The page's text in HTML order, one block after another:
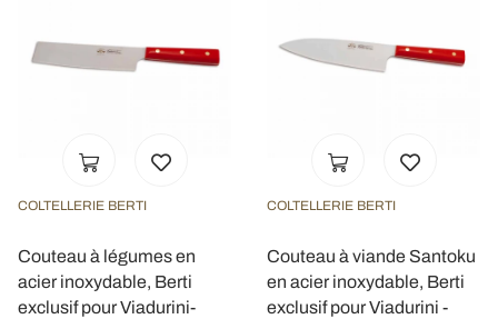
COLTELLERIE BERTI
Couteau à légumes en
acier inoxydable, Berti
exclusif pour Viadurini-
COLTELLERIE BERTI
Couteau à viande Santoku
en acier inoxydable, Berti
exclusif pour Viadurini -